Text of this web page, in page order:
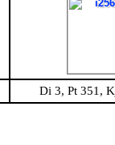
Di 3, Pt 351,